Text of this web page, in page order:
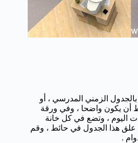
الزمني المدرسي ، أو
أن يكون واضحا ، وفي ورقة
اليوم ، وتضع في كل خانة
علق هذا الجدول في حائط ، وقم
.